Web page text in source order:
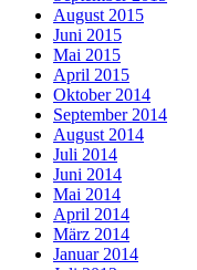
August 2015
Juni 2015
Mai 2015
April 2015
Oktober 2014
September 2014
August 2014
Juli 2014
Juni 2014
Mai 2014
April 2014
März 2014
Januar 2014